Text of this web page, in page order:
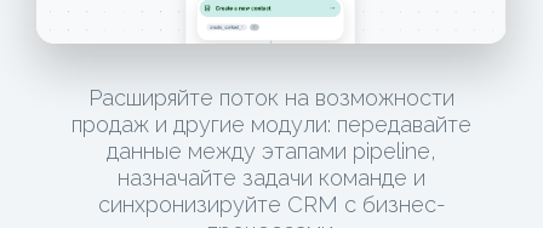
Расширяйте поток на возможности
продаж и другие модули: передавайте
данные между этапами pipeline,
назначайте задачи команде и
синхронизируйте CRM с бизнес-